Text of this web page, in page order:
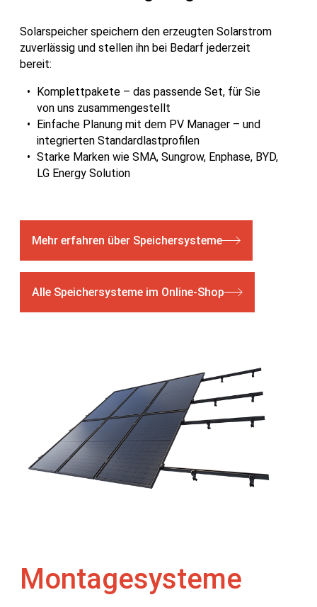
Solarspeicher speichern den erzeugten Solarstrom
zuverlässig und stellen ihn bei Bedarf jederzeit
bereit:
Komplettpakete – das passende Set, für Sie
von uns zusammengestellt
Einfache Planung mit dem PV Manager – und
integrierten Standardlastprofilen
Starke Marken wie SMA, Sungrow, Enphase, BYD,
LG Energy Solution
Mehr erfahren über Speichersysteme
Alle Speichersysteme im Online-Shop
Montagesysteme